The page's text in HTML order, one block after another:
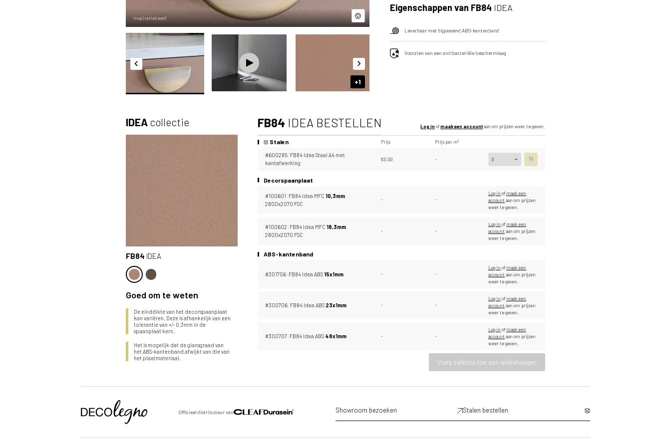
Inspiratiebeeld
+1
Eigenschappen van FB84 IDEA
Leverbaar met bijpassend ABS-kantenband
Voorzien van een antibacteriële beschermlaag
IDEA collectie
FB84 IDEA
Goed om te weten
De einddikte van het decorspaanplaat
kan variëren. Deze is afhankelijk van een
tolerantie van +/- 0,3mm in de
spaanplaat kern.
Het is mogelijk dat de glansgraad van
het ABS-kantenband afwijkt van die van
het plaatmateriaal.
FB84 IDEA BESTELLEN Log in ofmaak een accountaan om prijzen weer te geven.
Prijs Prijs per m²
Stalen
#600285 FB84 Idea Staal A4 met
kantafwerking
€0,00 -
Decorspaanplaat
#100601 FB84 Idea MFC 10,3mm
2800x2070 FSC
- -
Log in of maak een
account aan om prijzen
weer te geven.
#100602 FB84 Idea MFC 18,3mm
2800x2070 FSC
- -
Log in of maak een
account aan om prijzen
weer te geven.
ABS-kantenband
#301706 FB84 Idea ABS15x1mm - -
Log in of maak een
account aan om prijzen
weer te geven.
#300706 FB84 Idea ABS 23x1mm - -
Log in of maak een
account aan om prijzen
weer te geven.
#300707 FB84 Idea ABS 48x1mm - -
Log in of maak een
account aan om prijzen
weer te geven.
Voeg selectie toe aan winkelwagen
Stuur een aanvraag door voor
Vul de velden hieronder in om een aanvraag te doen
Officieel distributeur van Showroom bezoeken Stalen bestellen